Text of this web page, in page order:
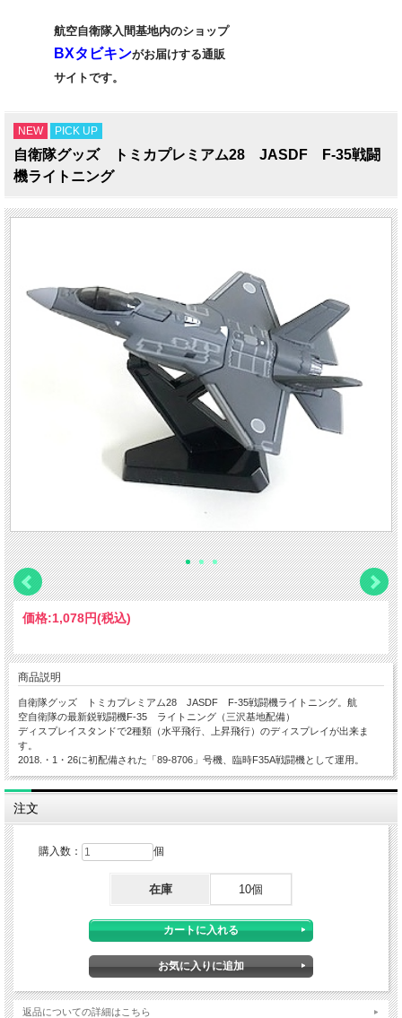
航空自衛隊入間基地内のショップ
BXタビキンがお届けする通販
サイトです。
NEW PICK UP
自衛隊グッズ トミカプレミアム28 JASDF F-35戦闘
機ライトニング
価格:1,078円(税込)
商品説明
自衛隊グッズ トミカプレミアム28 JASDF F-35戦闘機ライトニング。航
空自衛隊の最新鋭戦闘機F-35 ライトニング（三沢基地配備）
ディスプレイスタンドで2種類（水平飛行、上昇飛行）のディスプレイが出来ま
す。
2018.・1・26に初配備された「89-8706」号機、臨時F35A戦闘機として運用。
注文
購入数： 個
在庫 10個
返品についての詳細はこちら